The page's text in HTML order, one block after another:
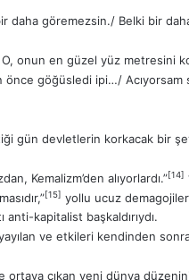
daha göremezsin./ Belki bir daha/
O, onun en güzel yüz metresini
önce göğüsledi ipi…/ Acıyorsam
gün devletlerin korkacak bir
Kemalizm’den alıyorlardı.”[14]
[15] yollu ucuz
anti-kapitalist başkaldırıydı.
ve etkileri kendinden
ortaya çıkan yeni dünya